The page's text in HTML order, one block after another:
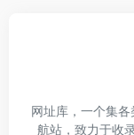
网址库，一个集
航站，致力于收